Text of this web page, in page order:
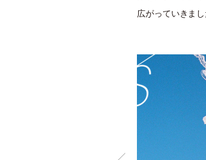
広がっていきまし